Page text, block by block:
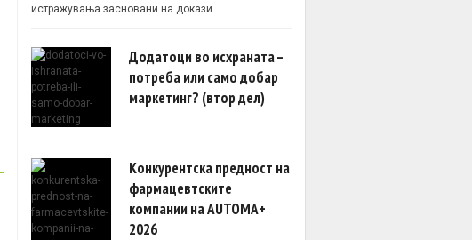
истражувања засновани на докази.
Додатоци во исхраната –
потреба или само добар
маркетинг? (втор дел)
Конкурентска предност на
фармацевтските
компании на AUTOMA+
2026